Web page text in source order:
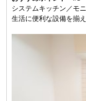
システムキッチン／モ
生活に便利な設備を揃